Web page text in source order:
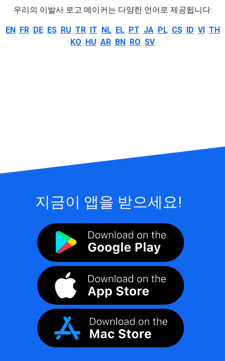
우리의 이발사 로고 메이커는 다양한 언어로 제공됩니다:
EN FR DE ES RU TR IT NL EL PT JA PL CS ID VI TH
KO HU AR BN RO SV
지금이 앱을 받으세요!